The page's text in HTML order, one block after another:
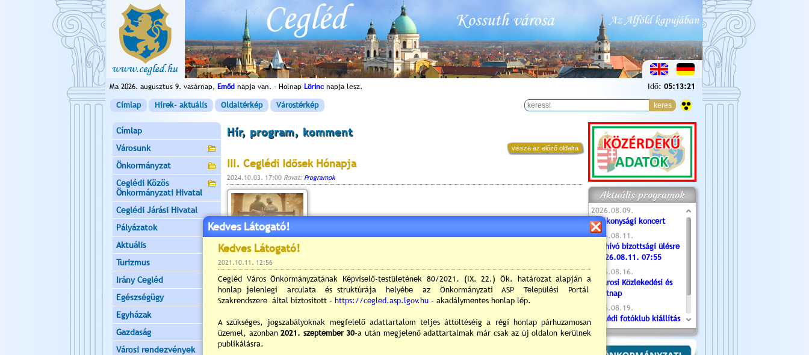
Ma 2026. augusztus 9. vasárnap, Emőd napja van. - Holnap Lörinc napja lesz. Idő: 05:13:22
Címlap Hírek- aktuális Oldaltérkép Várostérkép
Címlap
Városunk
Önkormányzat
Ceglédi Közös
Önkormányzati Hivatal
Ceglédi Járási Hivatal
Pályázatok
Aktuális
Turizmus
Irány Cegléd
Egészségügy
Egyházak
Gazdaság
Városi rendezvények
Hír, program, komment
vissza az előző oldalra
III. Ceglédi Idősek Hónapja
2024.10.03. 17:00 Rovat: Programok
Aktuális programok
2026.08.09.
Jótékonysági koncert
2026.08.11.
Meghívó bizottsági ülésre
- 2026.08.11. 07:55
2026.08.16.
Újvárosi Közlekedési és
Sportnap
2026.08.19.
Ceglédi fotóklub kiállítás
2026.08.20.
Szent István Ünnepe
Kedves Látogató!